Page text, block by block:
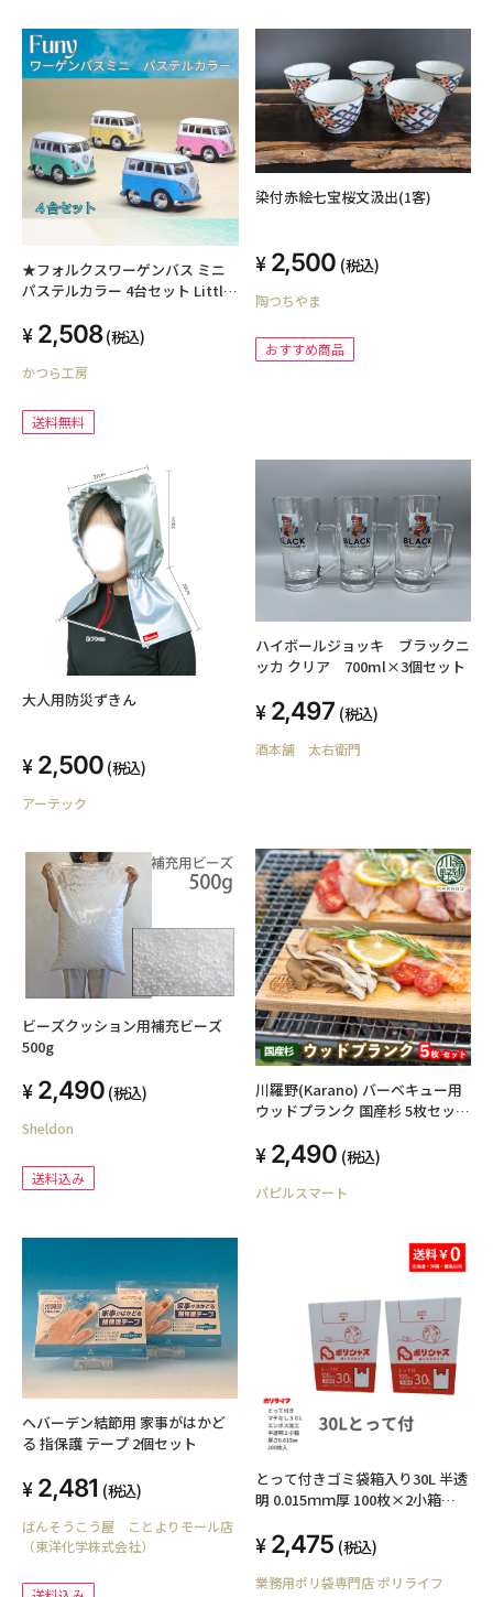
★フォルクスワーゲンバス ミニ
パステルカラー 4台セット Little
「送料無料」
2,508 (税込)
かつら工房
送料無料
染付赤絵七宝桜文汲出(1客)
2,500 (税込)
陶つちやま
おすすめ商品
大人用防災ずきん
2,500 (税込)
アーテック
ハイボールジョッキ ブラックニ
ッカ クリア 700ml×3個セット
2,497 (税込)
酒本舗 太右衛門
ビーズクッション用補充ビーズ
500g
2,490 (税込)
Sheldon
送料込み
川羅野(Karano) バーベキュー用
ウッドプランク 国産杉 5枚セット
製 レジャー
2,490 (税込)
パピルスマート
へバーデン結節用 家事がはかど
る 指保護 テープ 2個セット
2,481 (税込)
ばんそうこう屋 ことよりモール店
（東洋化学株式会社）
とって付きゴミ袋箱入り30L 半透
明 0.015ｍｍ厚 100枚×2小箱
2,475 (税込)
業務用ポリ袋専門店 ポリライフ